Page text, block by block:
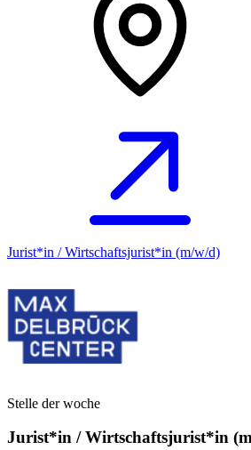
Jurist*in / Wirtschafts­jurist*in (m/w/d)
Stelle der woche
Jurist*in / Wirtschafts­jurist*in